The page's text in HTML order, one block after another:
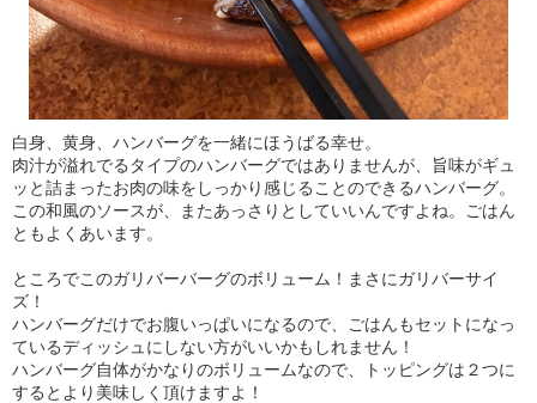
白身、黄身、ハンバーグを一緒にほうばる幸せ。
肉汁が溢れでるタイプのハンバーグではありませんが、旨味がギュ
ッと詰まったお肉の味をしっかり感じることのできるハンバーグ。
この和風のソースが、またあっさりとしていいんですよね。ごはん
ともよくあいます。
ところでこのガリバーバーグのボリューム！まさにガリバーサイ
ズ！
ハンバーグだけでお腹いっぱいになるので、ごはんもセットになっ
ているディッシュにしない方がいいかもしれません！
ハンバーグ自体がかなりのボリュームなので、トッピングは２つに
するとより美味しく頂けますよ！